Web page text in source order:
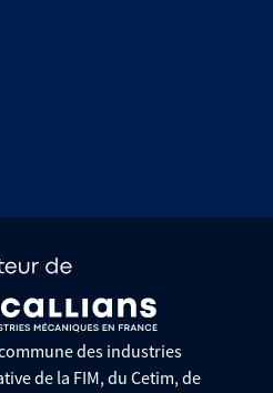
des industries
de la FIM, du Cetim, de